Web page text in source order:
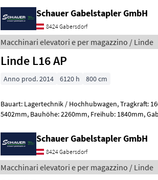
Schauer Gabelstapler GmbH
8424 Gabersdorf
Macchinari elevatori e per magazzino / Linde
Linde L16 AP
Anno prod. 2014 6120 h 800 cm
Bauart: Lagertechnik / Hochhubwagen, Tragkraft: 1600kg, Hubhöhe:
5402mm, Bauhöhe: 2260mm, Freihub: 1840mm, Gabellänge: 1150mm,
Schauer Gabelstapler GmbH
8424 Gabersdorf
Macchinari elevatori e per magazzino / Linde